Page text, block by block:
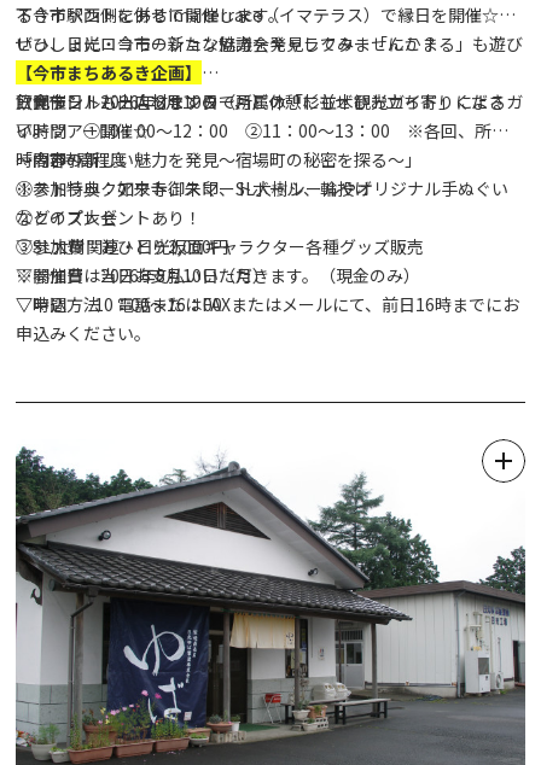
るきイベントを併せて開催します。
ぜひ、日光・今市の新たな魅力を発見してみませんか？
下今市駅西側にあるima terrace（イマテラス）で縁日を開催☆彡
いっしょにロコモーション協議会キャラクター「にこまる」も遊び
に来るよ♪♪
飲食テントも出店しますので、ご休憩にもぜひお立ち寄りくださ
い。
～内容～
①ストラックアウト、スマートボール、輪投げ
②クイズ大会
③SL大樹関連・日光仮面キャラクター各種グッズ販売
▽開催日 2026年8月10日（月）
▽時間 10：00～16：00
【今市まちあるき企画】
日光市シルバー人材センター所属の「杉並木観光ガイド」によるガ
イドツアー開催☆
「今市の新しい魅力を発見～宿場町の秘密を探る～」
▽開催日 2026年8月10日（月）
▽時間 ①10：00～12：00 ②11：00～13：00 ※各回、所要
時間2時間程度
※参加特典：如来寺御朱印、SL大樹シールやオリジナル手ぬぐい
などのプレゼントあり！
▽参加費 おひとり2,000円
※参加費は当日お支払いいただきます。（現金のみ）
▽申込方法 電話またはFAXまたはメールにて、前日16時までにお
申込みください。